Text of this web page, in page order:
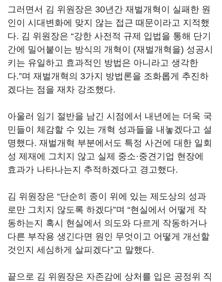
그러면서 김 위원장은 30년간 재벌개혁이 실패한 원
인이 시대변화에 맞지 않는 접근 때문이라고 지적했
다. 김 위원장은 “강한 사전적 규제 입법을 통해 단기
간에 밀어붙이는 방식의 개혁이 (재벌개혁을) 성공시
키는 유일하고 효과적인 방법은 아니라고 생각한
다.”며 재벌개혁의 3가지 방법론을 조화롭게 추진하
겠다는 점을 재차 강조했다.
아울러 임기 절반을 남긴 시점에서 내년에는 더욱 국
민들이 체감할 수 있는 개혁 성과들을 내놓겠다고 설
명했다. 재벌개혁 부분에서도 특정 사건에 대한 일회
성 제재에 그치지 않고 실제 중소·중견기업 현장에
효과가 나타나는지 추적하겠다고 경고했다.
김 위원장은 “단순히 종이 위에 있는 제도상의 성과
로만 그치지 않도록 하겠다”며 “현실에서 어떻게 작
동하는지 혹시 현실에서 의도와 다르게 작동하거나
다른 부작용 생긴다면 원인 무엇이고 어떻게 개선할
것인지 세심하게 살피겠다”고 말했다.
끝으로 김 위원장은 자존감에 상처를 입은 공정위 직